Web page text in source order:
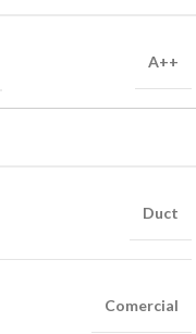
A++
Duct
Comercial